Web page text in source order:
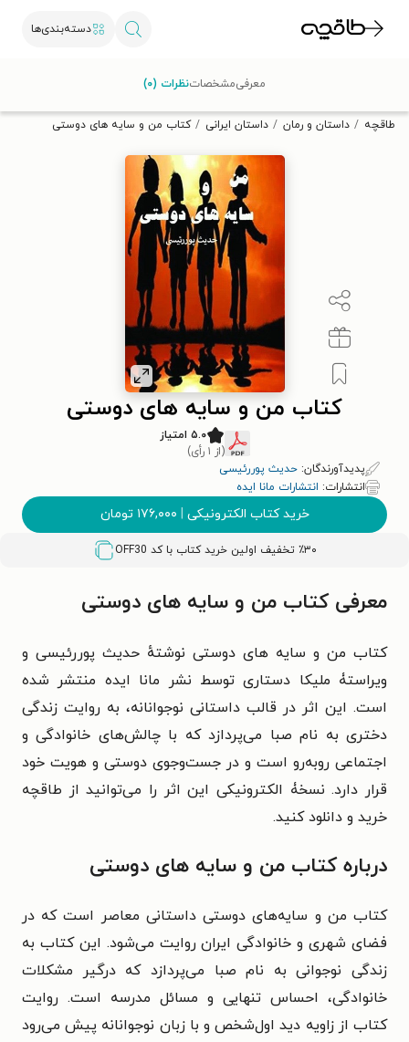
دسته‌بندی‌ها
تخفیف از طاقچه دریافت کن.
طاقچه داستان و رمان داستان ایرانی کتاب من و سایه های دوستی
کتاب من و سایه های دوستی
۵.۰ امتیاز
(از ۱ رأی)
پدیدآورندگان: حدیث پوررئیسی
انتشارات: انتشارات مانا ایده
خرید کتاب الکترونیکی | ۱۷۶,۰۰۰ تومان
٪۳۰ تخفیف اولین خرید کتاب با کد OFF30
معرفیمشخصاتنظرات (۰)
معرفی کتاب من و سایه های دوستی
کتاب من و سایه‌ های دوستی نوشتهٔ حدیث پوررئیسی و
ویراستۀ ملیکا دستاری توسط نشر مانا ایده منتشر شده
است. این اثر در قالب داستانی نوجوانانه، به روایت زندگی
دختری به نام صبا می‌پردازد که با چالش‌های خانوادگی و
اجتماعی روبه‌رو است و در جست‌وجوی دوستی و هویت خود
قرار دارد. نسخۀ الکترونیکی این اثر را می‌توانید از طاقچه
خرید و دانلود کنید.
درباره کتاب من و سایه های دوستی
کتاب من و سایه‌های دوستی داستانی معاصر است که در
فضای شهری و خانوادگی ایران روایت می‌شود. این کتاب به
زندگی نوجوانی به نام صبا می‌پردازد که درگیر مشکلات
خانوادگی، احساس تنهایی و مسائل مدرسه است. روایت
کتاب از زاویه دید اول‌شخص و با زبان نوجوانانه پیش می‌رود